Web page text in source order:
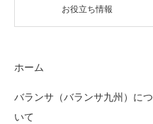
お役立ち情報
ホーム
バランサ（バランサ九州）につ
いて